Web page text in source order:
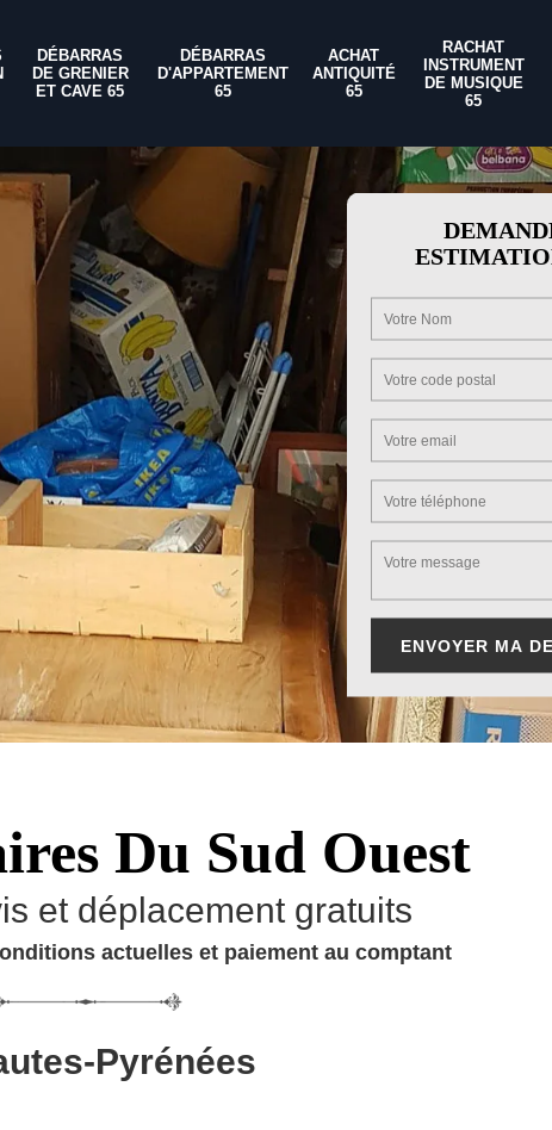
DÉBARRAS
DE GRENIER
ET CAVE 65
DÉBARRAS
D'APPARTEMENT
65
ACHAT
ANTIQUITÉ
65
RACHAT
INSTRUMENT
DE MUSIQUE
65
Du Sud Ouest
et déplacement gratuits
actuelles et paiement au comptant
Pyrénées